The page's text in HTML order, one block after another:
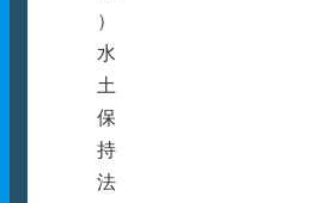
）
水
土
保
持
法